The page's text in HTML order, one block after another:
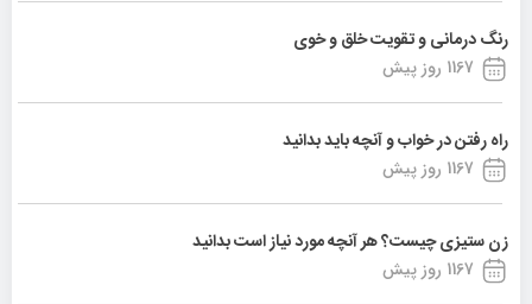
رنگ درمانی و تقویت خلق و خوی
1167 روز پیش
راه رفتن در خواب و آنچه باید بدانید
1167 روز پیش
زن ستیزی چیست؟ هر آنچه مورد نیاز است بدانید
1167 روز پیش